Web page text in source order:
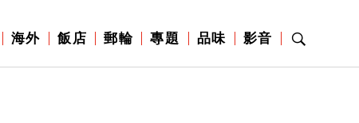
海外 飯店 郵輪 專題 品味 影音